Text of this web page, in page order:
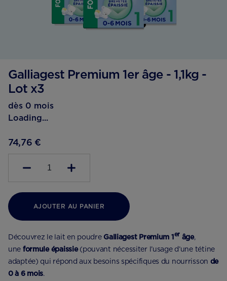
Galliagest Premium 1er âge - 1,1kg -
Lot x3
dès 0 mois
Loading...
74,76 €
1
AJOUTER AU PANIER
Découvrez le lait en poudre Galliagest Premium 1er âge,
une formule épaissie(pouvant nécessiter l’usage d’une tétine
adaptée) qui répond aux besoins spécifiques du nourrisson de
0 à 6 mois.